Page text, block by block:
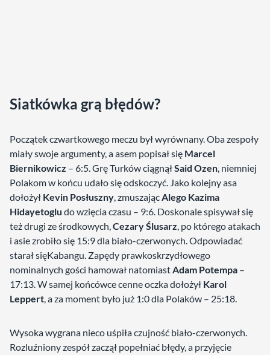
Siatkówka grą błędów?
Początek czwartkowego meczu był wyrównany. Oba zespoły
miały swoje argumenty, a asem popisał się Marcel
Biernikowicz – 6:5. Grę Turków ciągnąłSaid Ozen, niemniej
Polakom w końcu udało się odskoczyć. Jako kolejny asa
dołożył Kevin Posłuszny, zmuszającAlego Kazima
Hidayetoglu do wzięcia czasu – 9:6. Doskonale spisywał się
też drugi ze środkowych,Cezary Ślusarz, po którego atakach
i asie zrobiło się 15:9 dla biało-czerwonych. Odpowiadać
starał sięKabangu. Zapędy prawkoskrzydłowego
nominalnych gości hamował natomiastAdam Potempa –
17:13. W samej końcówce cenne oczka dołożył Karol
Leppert, a za moment było już 1:0 dla Polaków – 25:18.
Wysoka wygrana nieco uśpiła czujność biało-czerwonych.
Rozluźniony zespół zaczął popełniać błędy, a przyjęcie